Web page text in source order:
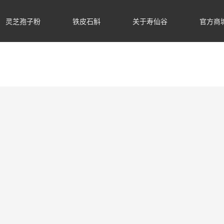
灵芝孢子粉 铁皮石斛 关于寿仙谷 官方商